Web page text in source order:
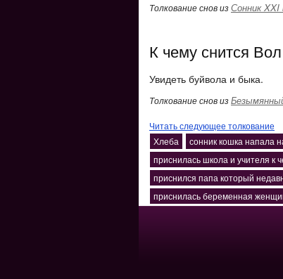
Толкование снов изСонник XXI
К чему снится Вол
Увидеть буйвола и быка.
Толкование снов из
Читать следующее толкование
Хлеба
сонник кошка напала
приснилась школа и учителя к
приснился папа который
приснилась беременная